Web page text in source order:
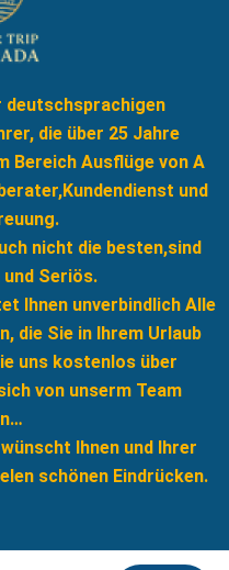
deutschsprachigen
die über 25 Jahre
Bereich Ausflüge von A
und
nicht die besten,sind
Seriös.
Ihnen unverbindlich Alle
die Sie in Ihrem Urlaub
uns kostenlos über
von unserm Team
Ihnen und Ihrer
schönen Eindrücken.